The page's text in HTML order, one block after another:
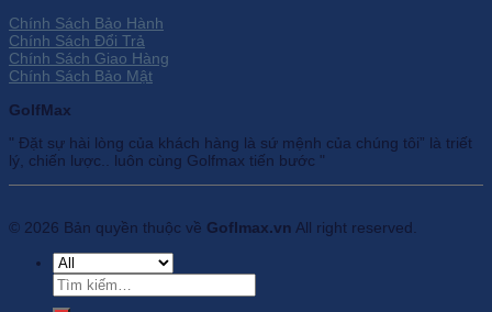
Chính Sách Bảo Hành
Chính Sách Đổi Trả
Chính Sách Giao Hàng
Chính Sách Bảo Mật
GolfMax
" Đặt sự hài lòng của khách hàng là sứ mệnh của chúng tôi” là triết
lý, chiến lược.. luôn cùng Golfmax tiến bước "
© 2026 Bản quyền thuộc về Goflmax.vn All right reserved.
Tìm
kiếm: